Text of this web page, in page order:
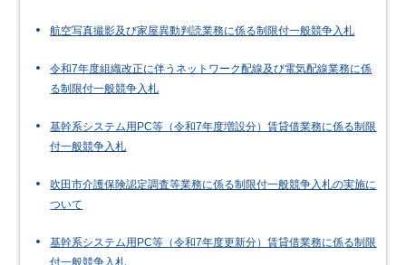
航空写真撮影及び家屋異動判読業務に係る制限付一般競争入札
令和7年度組織改正に伴うネットワーク配線及び電気配線業務に係
る制限付一般競争入札
基幹系システム用PC等（令和7年度増設分）賃貸借業務に係る制限
付一般競争入札
吹田市介護保険認定調査等業務に係る制限付一般競争入札の実施に
ついて
基幹系システム用PC等（令和7年度更新分）賃貸借業務に係る制限
付一般競争入札